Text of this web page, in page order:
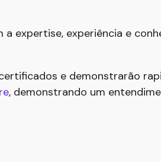
expertise, experiência e
e demonstrarão
, demonstrando um